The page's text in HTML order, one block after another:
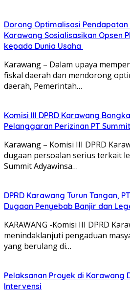
Dorong Optimalisasi
Karawang Sosialisasikan Opsen
kepada Dunia Usaha
Karawang – Dalam upaya
fiskal daerah dan mendorong
daerah, Pemerintah…
Komisi III DPRD Karawang
Pelanggaran Perizinan PT
Karawang – Komisi III DPRD
dugaan persoalan serius terkait
Summit Adyawinsa…
DPRD Karawang Turun Tangan,
Dugaan Penyebab Banjir dan
KARAWANG -Komisi III DPRD
menindaklanjuti pengaduan
yang berulang di…
Pelaksanan Proyek di Karawang
Intervensi